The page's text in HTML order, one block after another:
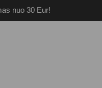
nuo 30 Eur!